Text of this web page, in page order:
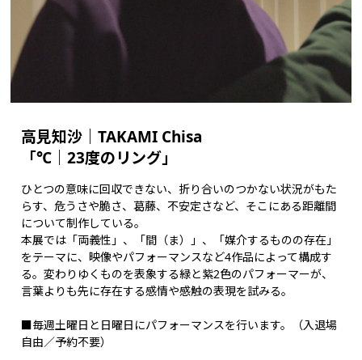
高見知沙｜TAKAMI Chisa
「℃｜23度のリング」
ひとつの意味に回収できない、折り合いのつかない状況がもた
らす、危うさや脆さ、葛藤、不安定さなど、そこにある距離間
について制作している。
本展では「両義性」、「間（ま）」、「媒介するものの存在」
をテーマに、映像やパフォーマンスなど4作品によって構成す
る。変わりゆくものを表象する緑と紫2色のパフォーマーが、
言葉よりも先に存在する感情や感触の表現を試みる。
■毎週土曜日と日曜日にパフォーマンスを行います。（入退場
自由／予約不要）